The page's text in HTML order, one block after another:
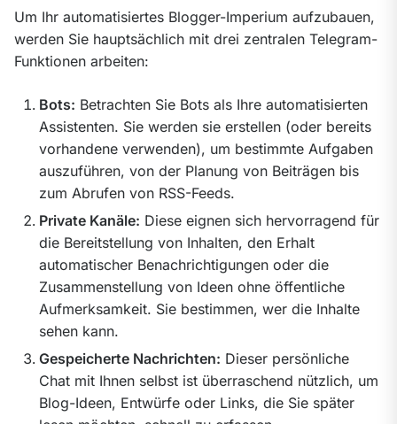
Um Ihr automatisiertes Blogger-Imperium aufzubauen,
werden Sie hauptsächlich mit drei zentralen Telegram-
Funktionen arbeiten:
Bots: Betrachten Sie Bots als Ihre automatisierten
Assistenten. Sie werden sie erstellen (oder bereits
vorhandene verwenden), um bestimmte Aufgaben
auszuführen, von der Planung von Beiträgen bis
zum Abrufen von RSS-Feeds.
Private Kanäle: Diese eignen sich hervorragend für
die Bereitstellung von Inhalten, den Erhalt
automatischer Benachrichtigungen oder die
Zusammenstellung von Ideen ohne öffentliche
Aufmerksamkeit. Sie bestimmen, wer die Inhalte
sehen kann.
Gespeicherte Nachrichten: Dieser persönliche
Chat mit Ihnen selbst ist überraschend nützlich, um
Blog-Ideen, Entwürfe oder Links, die Sie später